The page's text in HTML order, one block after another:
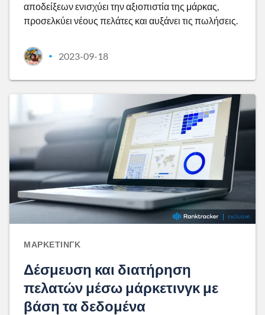
αποδείξεων ενισχύει την αξιοπιστία της μάρκας,
προσελκύει νέους πελάτες και αυξάνει τις πωλήσεις.
• 2023-09-18
ΜΆΡΚΕΤΙΝΓΚ
Δέσμευση και διατήρηση
πελατών μέσω μάρκετινγκ με
βάση τα δεδομένα